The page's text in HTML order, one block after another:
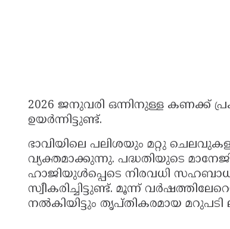
2026 ജനുവരി ഒന്നിനുള്ള കണക്ക്
ഉയർന്നിട്ടുണ്ട്.
ഭാവിയിലെ പലിശയും മറ്റു
വ്യക്തമാക്കുന്നു. പദ്ധതിയുടെ
ഹാജിയുൾപ്പെടെ നിരവധി
സ്വീകരിച്ചിട്ടുണ്ട്. മൂന്ന്
നൽകിയിട്ടും തൃപ്തികരമായ മറുപടി